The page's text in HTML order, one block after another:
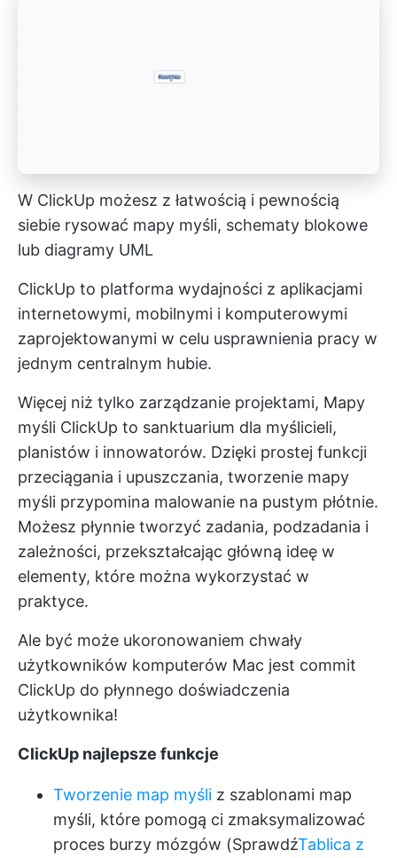
W ClickUp możesz z łatwością i pewnością
siebie rysować mapy myśli, schematy blokowe
lub diagramy UML
ClickUp to platforma wydajności z aplikacjami
internetowymi, mobilnymi i komputerowymi
zaprojektowanymi w celu usprawnienia pracy w
jednym centralnym hubie.
Więcej niż tylko zarządzanie projektami, Mapy
myśli ClickUp to sanktuarium dla myślicieli,
planistów i innowatorów. Dzięki prostej funkcji
przeciągania i upuszczania, tworzenie mapy
myśli przypomina malowanie na pustym płótnie.
Możesz płynnie tworzyć zadania, podzadania i
zależności, przekształcając główną ideę w
elementy, które można wykorzystać w
praktyce.
Ale być może ukoronowaniem chwały
użytkowników komputerów Mac jest commit
ClickUp do płynnego doświadczenia
użytkownika!
ClickUp najlepsze funkcje
Tworzenie map myśli z szablonami map
myśli, które pomogą ci zmaksymalizować
proces burzy mózgów (SprawdźTablica z